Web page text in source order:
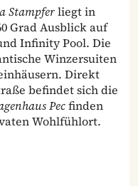
Stampferliegt in
Grad Ausblick auf
Infinity Pool. Die
Winzersuiten
Direkt
befindet sich die
Pecfinden
Wohlfühlort.